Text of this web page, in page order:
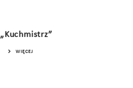
„Kuchmistrz”
WIĘCEJ